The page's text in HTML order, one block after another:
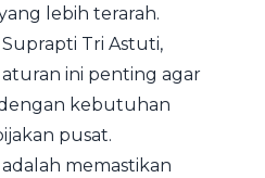
lebih terarah.
Tri Astuti,
ini penting agar
dengan kebutuhan
pusat.
memastikan